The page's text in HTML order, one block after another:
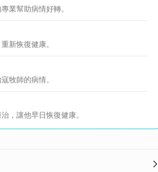
業幫助病情好轉。
新恢復健康。
牧師的病情。
，讓他早日恢復健康。